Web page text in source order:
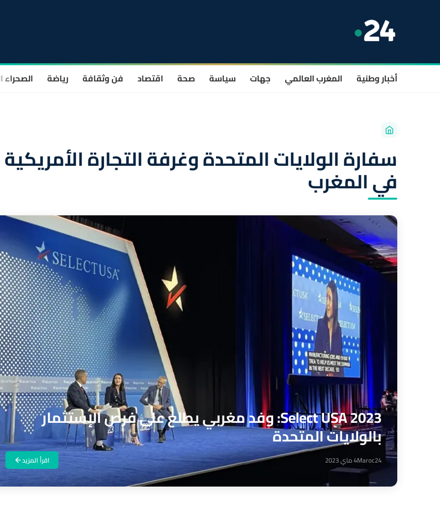
أخبار وطنية المغرب العالمي جهات سياسة صحة اقتصاد فن وثقافة رياضة الصحراء
سفارة الولايات المتحدة وغرفة التجارة الأمريكية
في المغرب
Select USA 2023: وفد مغربي يطلع على فرص الإستثمار
بالولايات المتحدة
Maroc244 ماي 2023 اقرأ المزيد